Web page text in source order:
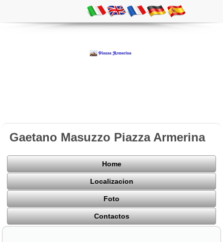
Gaetano Masuzzo Piazza Armerina
Home
Localizacion
Foto
Contactos